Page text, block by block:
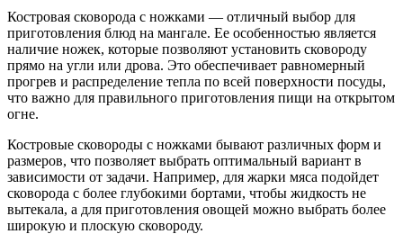
Костровая сковорода с ножками — отличный выбор для
приготовления блюд на мангале. Ее особенностью является
наличие ножек, которые позволяют установить сковороду
прямо на угли или дрова. Это обеспечивает равномерный
прогрев и распределение тепла по всей поверхности посуды,
что важно для правильного приготовления пищи на открытом
огне.
Костровые сковороды с ножками бывают различных форм и
размеров, что позволяет выбрать оптимальный вариант в
зависимости от задачи. Например, для жарки мяса подойдет
сковорода с более глубокими бортами, чтобы жидкость не
вытекала, а для приготовления овощей можно выбрать более
широкую и плоскую сковороду.